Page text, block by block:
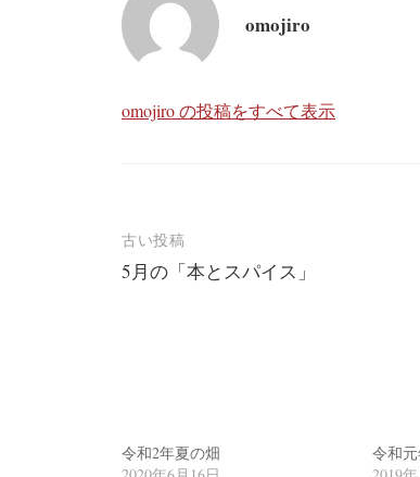
omojiro
omojiro の投稿をすべて表示
投
稿
シ
古い投稿
5月の「本とスパイス」
令和2年夏の畑
令和